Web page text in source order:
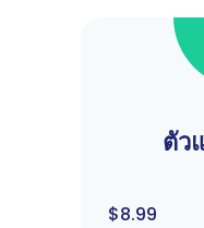
ตัว
$8.99